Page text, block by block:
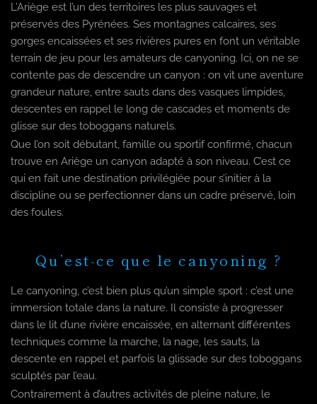
L’Ariège est l’un des territoires les plus sauvages et
préservés des Pyrénées. Ses montagnes calcaires, ses
gorges encaissées et ses rivières pures en font un véritable
terrain de jeu pour les amateurs de canyoning. Ici, on ne se
contente pas de descendre un canyon : on vit une aventure
grandeur nature, entre sauts dans des vasques limpides,
descentes en rappel le long de cascades et moments de
glisse sur des toboggans naturels.
Que l’on soit débutant, famille ou sportif confirmé, chacun
trouve en Ariège un canyon adapté à son niveau. C’est ce
qui en fait une destination privilégiée pour s’initier à la
discipline ou se perfectionner dans un cadre préservé, loin
des foules.
Qu’est-ce que le canyoning ?
Le canyoning, c’est bien plus qu’un simple sport : c’est une
immersion totale dans la nature. Il consiste à progresser
dans le lit d’une rivière encaissée, en alternant différentes
techniques comme la marche, la nage, les sauts, la
descente en rappel et parfois la glissade sur des toboggans
sculptés par l’eau.
Contrairement à d’autres activités de pleine nature, le